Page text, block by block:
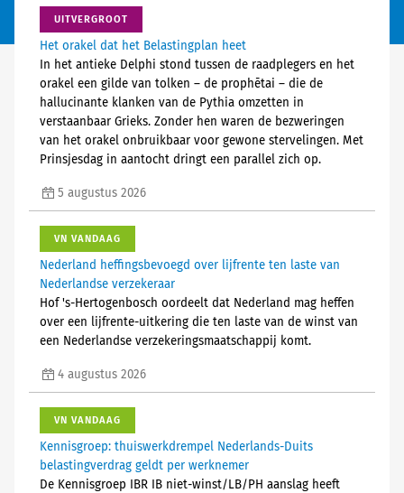
UITVERGROOT
Het orakel dat het Belastingplan heet
In het antieke Delphi stond tussen de raadplegers en het
orakel een gilde van tolken – de prophētai – die de
hallucinante klanken van de Pythia omzetten in
verstaanbaar Grieks. Zonder hen waren de bezweringen
van het orakel onbruikbaar voor gewone stervelingen. Met
Prinsjesdag in aantocht dringt een parallel zich op.
5 augustus 2026
VN VANDAAG
Nederland heffingsbevoegd over lijfrente ten laste van
Nederlandse verzekeraar
Hof 's-Hertogenbosch oordeelt dat Nederland mag heffen
over een lijfrente-uitkering die ten laste van de winst van
een Nederlandse verzekeringsmaatschappij komt.
4 augustus 2026
VN VANDAAG
Kennisgroep: thuiswerkdrempel Nederlands-Duits
belastingverdrag geldt per werknemer
De Kennisgroep IBR IB niet-winst/LB/PH aanslag heeft